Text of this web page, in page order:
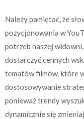
Należy pamiętać, że
pozycjonowania w
potrzeb naszej
dostarczyć cennych
tematów filmów, które
dostosowywanie
ponieważ trendy
dynamicznie się